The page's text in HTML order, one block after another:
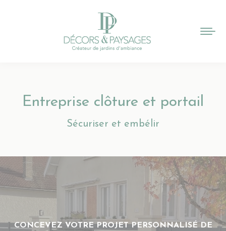
Entreprise clôture et portail
Sécuriser et embélir
CONCEVEZ VOTRE PROJET PERSONNALISÉ DE